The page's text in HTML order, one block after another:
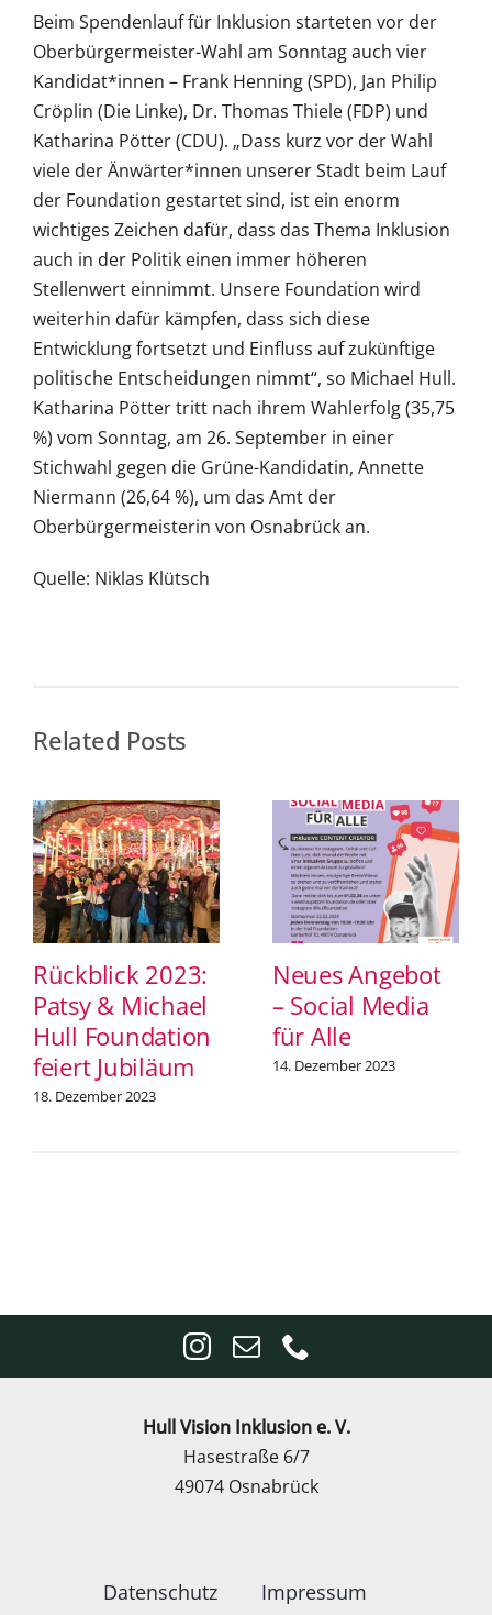
Beim Spendenlauf für Inklusion starteten vor der
Oberbürgermeister-Wahl am Sonntag auch vier
Kandidat*innen – Frank Henning (SPD), Jan Philip
Cröplin (Die Linke), Dr. Thomas Thiele (FDP) und
Katharina Pötter (CDU). „Dass kurz vor der Wahl
viele der Änwärter*innen unserer Stadt beim Lauf
der Foundation gestartet sind, ist ein enorm
wichtiges Zeichen dafür, dass das Thema Inklusion
auch in der Politik einen immer höheren
Stellenwert einnimmt. Unsere Foundation wird
weiterhin dafür kämpfen, dass sich diese
Entwicklung fortsetzt und Einfluss auf zukünftige
politische Entscheidungen nimmt“, so Michael Hull.
Katharina Pötter tritt nach ihrem Wahlerfolg (35,75
%) vom Sonntag, am 26. September in einer
Stichwahl gegen die Grüne-Kandidatin, Annette
Niermann (26,64 %), um das Amt der
Oberbürgermeisterin von Osnabrück an.
Quelle: Niklas Klütsch
Related Posts
Rückblick 2023:
Patsy & Michael
Hull Foundation
feiert Jubiläum
18. Dezember 2023
Neues Angebot
– Social Media
für Alle
14. Dezember 2023
Hull Vision Inklusion e. V.
Hasestraße 6/7
49074 Osnabrück
Datenschutz Impressum